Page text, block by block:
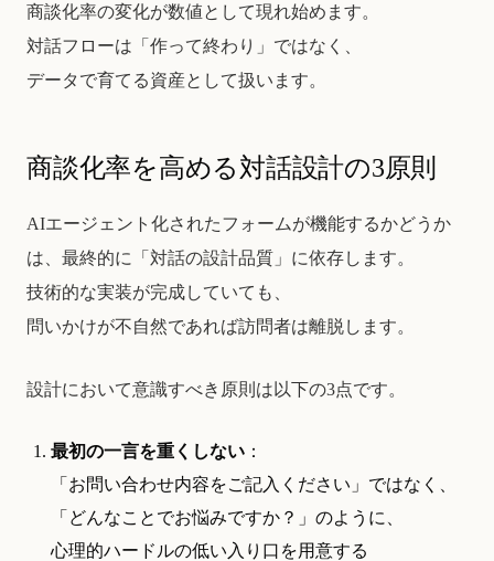
商談化率の変化が数値として現れ始めます。
対話フローは「作って終わり」ではなく、
データで育てる資産として扱います。
商談化率を高める対話設計の3原則
AIエージェント化されたフォームが機能するかどうか
は、最終的に「対話の設計品質」に依存します。
技術的な実装が完成していても、
問いかけが不自然であれば訪問者は離脱します。
設計において意識すべき原則は以下の3点です。
最初の一言を重くしない ：
「お問い合わせ内容をご記入ください」ではなく、
「どんなことでお悩みですか？」のように、
心理的ハードルの低い入り口を用意する